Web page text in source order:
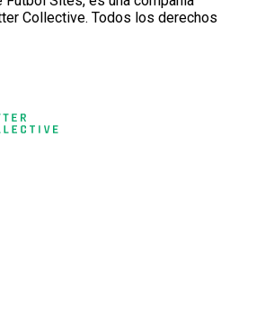
Collective. Todos los derechos